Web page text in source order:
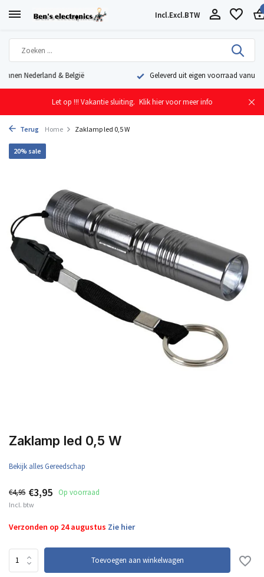
Incl.Excl.BTW
Geleverd uit eigen voorraad vanuit ons magazijn in Nederland
Let op !!! Vakantie sluiting. Klik hier voor meer info
Terug Home Zaklamp led 0,5 W
Zaklamp led 0,5 W
20% sale
Bekijk alles Gereedschap
€4,95 €3,95 Op voorraad
Incl. btw
Verzonden op 24 augustus Zie hier
Toevoegen aan winkelwagen